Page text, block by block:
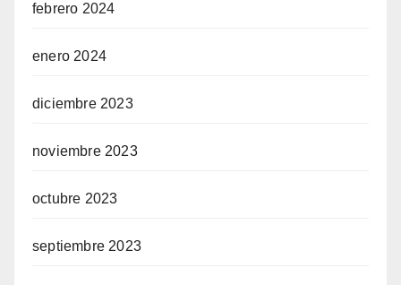
febrero 2024
enero 2024
diciembre 2023
noviembre 2023
octubre 2023
septiembre 2023